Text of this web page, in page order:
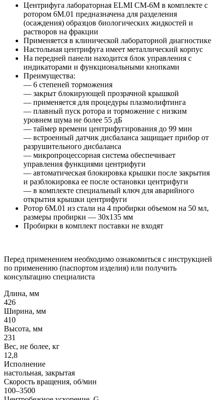
Центрифуга лабораторная ELMI CM-6М в комплекте с
ротором 6М.01 предназначена для разделения
(осаждения) образцов биологических жидкостей и
растворов на фракции
Применяется в клинической лабораторной диагностике
Настольная центрифуга имеет металлический корпус
На передней панели находится блок управления с
индикаторами и функциональными кнопками
Преимущества:
— 6 степеней торможения
— закрыт блокирующей прозрачной крышкой
— применяется для процедуры плазмолифтинга
— плавный пуск ротора и торможение с низким
уровнем шума не более 55 дБ
— таймер времени центрифугирования до 99 мин
— встроенный датчик дисбаланса защищает прибор от
разрушительного дисбаланса
— микропроцессорная система обеспечивает
управления функциями центрифуги
— автоматическая блокировка крышки после закрытия
и разблокировка ее после остановки центрифуги
— в комплекте специальный ключ для аварийного
открытия крышки центрифуги
Ротор 6М.01 из стали на 4 пробирки объемом на 50 мл,
размеры пробирки — 30x135 мм
Пробирки в комплект поставки не входят
Перед применением необходимо ознакомиться с инструкцией
по применению (паспортом изделия) или получить
консультацию специалиста
Длина, мм
426
Ширина, мм
410
Высота, мм
231
Вес, не более, кг
12,8
Исполнение
настольная, закрытая
Скорость вращения, об/мин
100–3500